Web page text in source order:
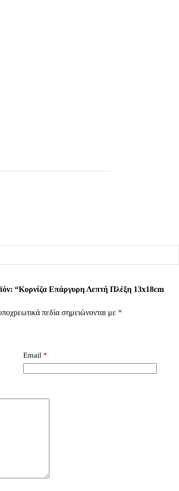
“Κορνίζα Επάργυρη Λεπτή Πλέξη 13x18cm
πεδία σημειώνονται με *
Email *